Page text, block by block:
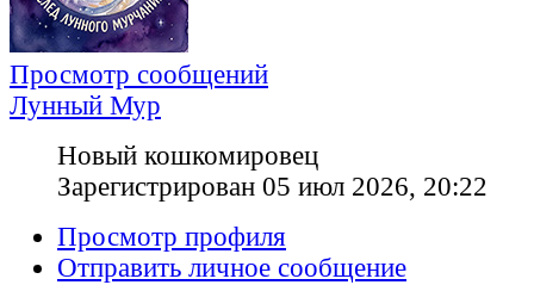
Просмотр сообщений
Лунный Мур
Новый кошкомировец
Зарегистрирован 05 июл 2026, 20:22
Просмотр профиля
Отправить личное сообщение